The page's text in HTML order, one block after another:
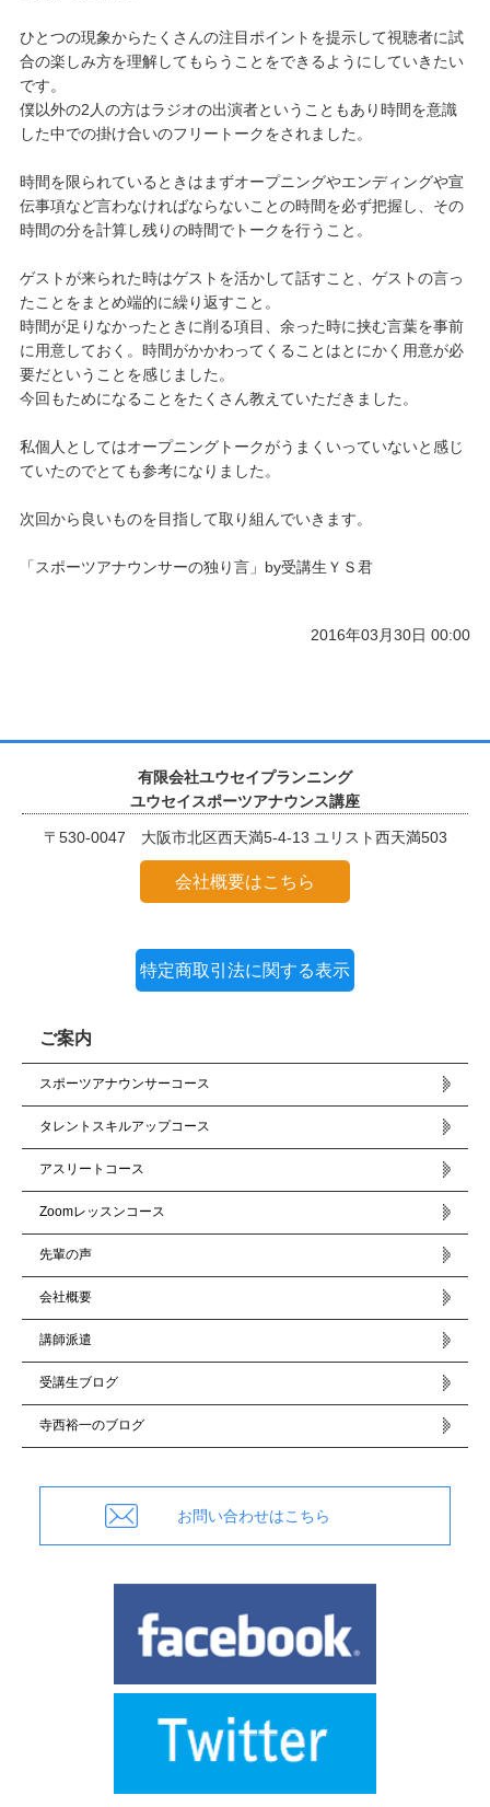
ひとつの現象からたくさんの注目ポイントを提示して視聴者に試
合の楽しみ方を理解してもらうことをできるようにしていきたい
です。
僕以外の2人の方はラジオの出演者ということもあり時間を意識
した中での掛け合いのフリートークをされました。
時間を限られているときはまずオープニングやエンディングや宣
伝事項など言わなければならないことの時間を必ず把握し、その
時間の分を計算し残りの時間でトークを行うこと。
ゲストが来られた時はゲストを活かして話すこと、ゲストの言っ
たことをまとめ端的に繰り返すこと。
時間が足りなかったときに削る項目、余った時に挟む言葉を事前
に用意しておく。時間がかかわってくることはとにかく用意が必
要だということを感じました。
今回もためになることをたくさん教えていただきました。
私個人としてはオープニングトークがうまくいっていないと感じ
ていたのでとても参考になりました。
次回から良いものを目指して取り組んでいきます。
「スポーツアナウンサーの独り言」by受講生ＹＳ君
2016年03月30日 00:00
有限会社ユウセイプランニング
ユウセイスポーツアナウンス講座
〒530-0047 大阪市北区西天満5-4-13 ユリスト西天満503
会社概要はこちら
特定商取引法に関する表示
ご案内
スポーツアナウンサーコース
タレントスキルアップコース
アスリートコース
Zoomレッスンコース
先輩の声
会社概要
講師派遣
受講生ブログ
寺西裕一のブログ
お問い合わせはこちら